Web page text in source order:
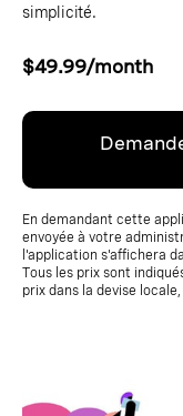
simplicité.
$49.99/month
En demandant cette
envoyée à votre
l'application s'affichera
Tous les prix sont
prix dans la devise